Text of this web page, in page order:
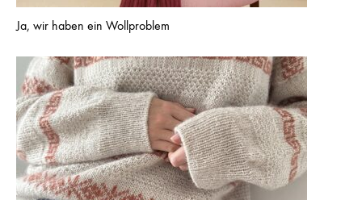
Ja, wir haben ein Wollproblem